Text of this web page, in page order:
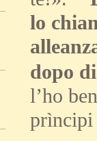
lo
dopo
l’ho
prìncipi